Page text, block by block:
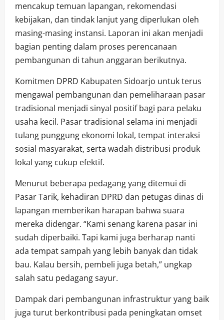
mencakup temuan lapangan, rekomendasi
kebijakan, dan tindak lanjut yang diperlukan oleh
masing-masing instansi. Laporan ini akan menjadi
bagian penting dalam proses perencanaan
pembangunan di tahun anggaran berikutnya.
Komitmen DPRD Kabupaten Sidoarjo untuk terus
mengawal pembangunan dan pemeliharaan pasar
tradisional menjadi sinyal positif bagi para pelaku
usaha kecil. Pasar tradisional selama ini menjadi
tulang punggung ekonomi lokal, tempat interaksi
sosial masyarakat, serta wadah distribusi produk
lokal yang cukup efektif.
Menurut beberapa pedagang yang ditemui di
Pasar Tarik, kehadiran DPRD dan petugas dinas di
lapangan memberikan harapan bahwa suara
mereka didengar. “Kami senang karena pasar ini
sudah diperbaiki. Tapi kami juga berharap nanti
ada tempat sampah yang lebih banyak dan tidak
bau. Kalau bersih, pembeli juga betah,” ungkap
salah satu pedagang sayur.
Dampak dari pembangunan infrastruktur yang baik
juga turut berkontribusi pada peningkatan omset